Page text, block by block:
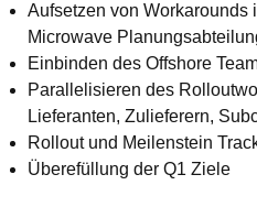
Aufsetzen von Workarounds
Microwave
Einbinden des Offshore
Parallelisieren des
Lieferanten, Zulieferern,
Rollout und Meilenstein
Überefüllung der Q1 Ziele